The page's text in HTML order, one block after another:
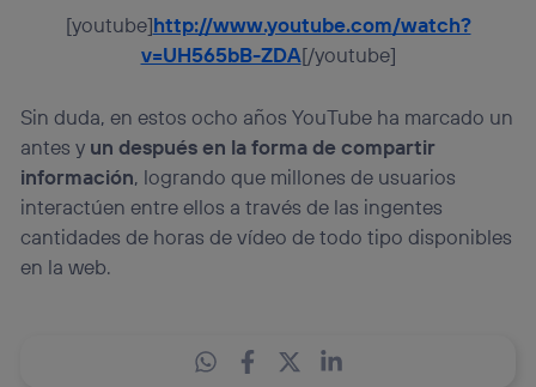
[youtube]http://www.youtube.com/watch?
v=UH565bB-ZDA[/youtube]
Sin duda, en estos ocho años YouTube ha marcado un
antes y un después en la forma de compartir
información, logrando que millones de usuarios
interactúen entre ellos a través de las ingentes
cantidades de horas de vídeo de todo tipo disponibles
en la web.